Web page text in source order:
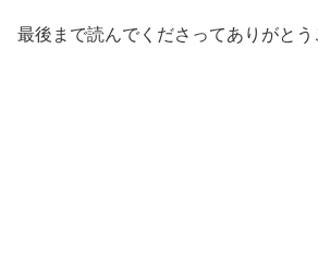
最後まで読んでくださってありがとう